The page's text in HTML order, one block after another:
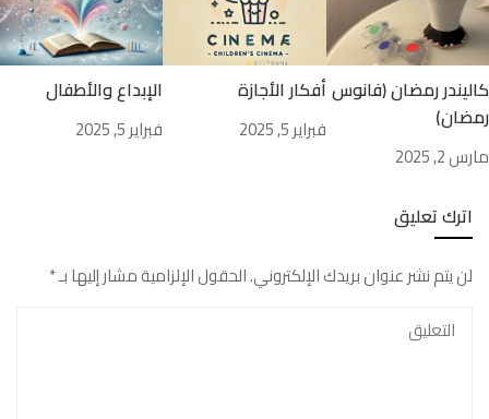
كاليندر رمضان (فانوس
رمضان)
مارس 2, 2025
أفكار الأجازة
فبراير 5, 2025
الإبداع والأطفال
فبراير 5, 2025
اترك تعليق
لن يتم نشر عنوان بريدك الإلكتروني.الحقول الإلزامية مشار إليها بـ*